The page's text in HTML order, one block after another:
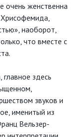
очень женственна
Хрисофемида,
наоборот,
что вместе с
здесь
звуков и
именитый из
Вельзер-